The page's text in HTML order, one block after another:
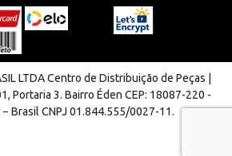
LTDA Centro de Distribuição de Peças |
Portaria 3. Bairro Éden CEP: 18087-220 -
− Brasil CNPJ 01.844.555/0027-11.